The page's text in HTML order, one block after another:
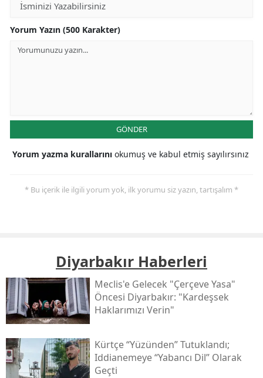
Yorum Yazın (500 Karakter)
GÖNDER
Yorum yazma kurallarını okumuş ve kabul etmiş sayılırsınız
* Bu içerik ile ilgili yorum yok, ilk yorumu siz yazın, tartışalım *
Diyarbakır Haberleri
Meclis'e Gelecek "çerçeve Yasa"
Öncesi Diyarbakır: "kardeşsek
Haklarımızı Verin"
Kürtçe “yüzünden” Tutuklandı;
Iddianemeye “yabancı Dil” Olarak
Geçti